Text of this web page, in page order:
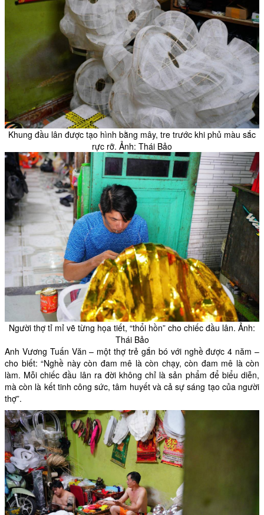
Khung đầu lân được tạo hình bằng mây, tre trước khi phủ màu sắc
rực rỡ. Ảnh: Thái Bảo
Người thợ tỉ mỉ vẽ từng họa tiết, “thổi hồn” cho chiếc đầu lân. Ảnh:
Thái Bảo
Anh Vương Tuấn Văn – một thợ trẻ gắn bó với nghề được 4 năm –
cho biết: “Nghề này còn đam mê là còn chạy, còn đam mê là còn
làm. Mỗi chiếc đầu lân ra đời không chỉ là sản phẩm để biểu diễn,
mà còn là kết tinh công sức, tâm huyết và cả sự sáng tạo của người
thợ”.